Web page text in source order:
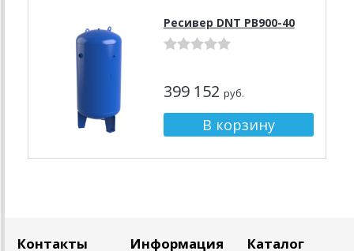
Ресивер DNT РВ900-40
399 152 руб.
Контакты Информация Каталог